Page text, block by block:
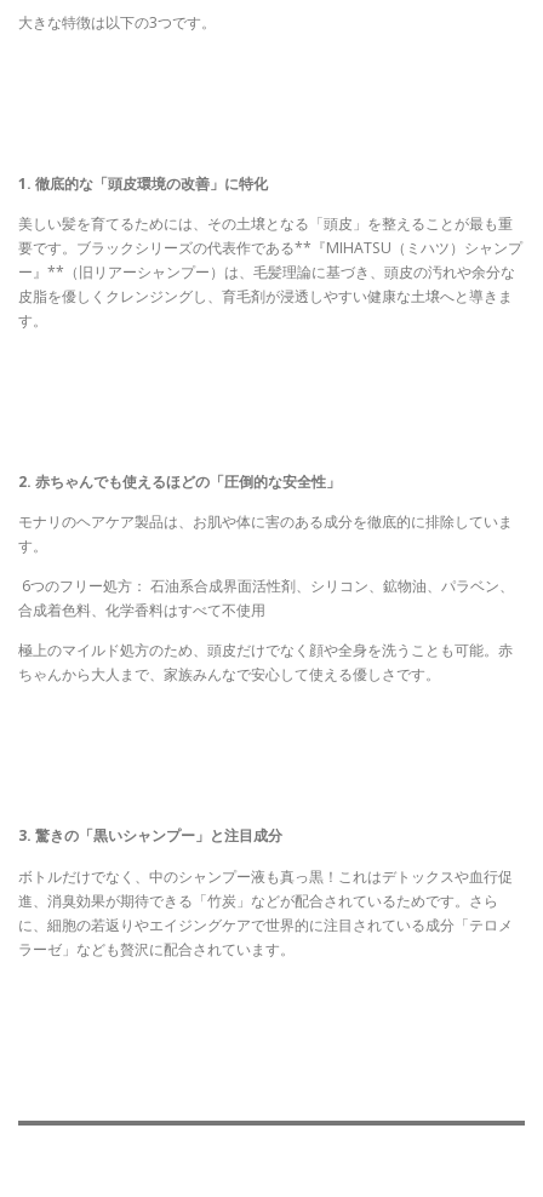
大きな特徴は以下の3つです。
1. 徹底的な「頭皮環境の改善」に特化
美しい髪を育てるためには、その土壌となる「頭皮」を整えることが最も重
要です。ブラックシリーズの代表作である**『MIHATSU（ミハツ）シャンプ
ー』**（旧リアーシャンプー）は、毛髪理論に基づき、頭皮の汚れや余分な
皮脂を優しくクレンジングし、育毛剤が浸透しやすい健康な土壌へと導きま
す。
2. 赤ちゃんでも使えるほどの「圧倒的な安全性」
モナリのヘアケア製品は、お肌や体に害のある成分を徹底的に排除していま
す。
6つのフリー処方： 石油系合成界面活性剤、シリコン、鉱物油、パラベン、
合成着色料、化学香料はすべて不使用
極上のマイルド処方のため、頭皮だけでなく顔や全身を洗うことも可能。赤
ちゃんから大人まで、家族みんなで安心して使える優しさです。
3. 驚きの「黒いシャンプー」と注目成分
ボトルだけでなく、中のシャンプー液も真っ黒！これはデトックスや血行促
進、消臭効果が期待できる「竹炭」などが配合されているためです。さら
に、細胞の若返りやエイジングケアで世界的に注目されている成分「テロメ
ラーゼ」なども贅沢に配合されています。